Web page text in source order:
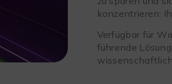
konzentrieren:
Verfügbar für
führende